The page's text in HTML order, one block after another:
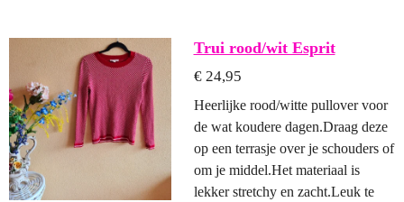
N
E
Trui rood/wit Esprit
€ 24,95
Heerlijke rood/witte pullover voor
de wat koudere dagen.Draag deze
op een terrasje over je schouders of
om je middel.Het materiaal is
lekker stretchy en zacht.Leuk te